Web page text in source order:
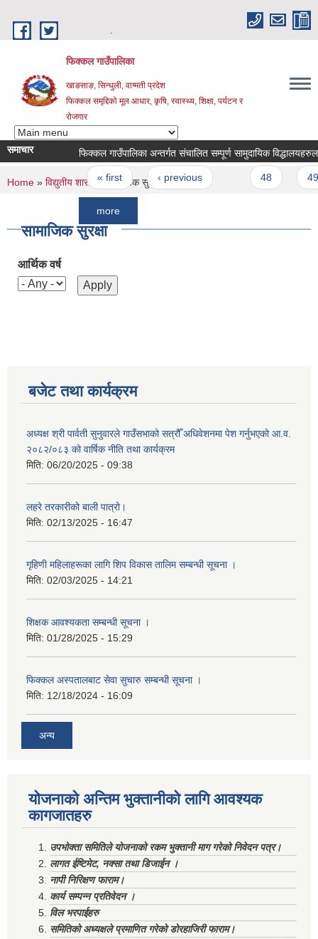
फिक्कल गाउँपालिका
खाङसाङ, सिन्धुली, वाग्मती प्रदेश
फिक्कल समृद्दिको मूल आधार, कृषि, स्वास्थ्य, शिक्षा, पर्यटन र
रोजगार
समाचार फिक्कल गाउँपालिका अन्तर्गत संचालित सम्पूर्ण सामुदायिक
Pages
« first ‹ previous …
You are here
Home » विद्युतीय शासन » सामाजिक सुरक्षा
सामाजिक सुरक्षा
आर्थिक वर्ष
बजेट तथा कार्यक्रम
अध्यक्ष श्री पार्वती सुनुवारले गाउँसभाको सत्रौँ अधिवेशनमा पेश गर्नुभएको आ.व.
२०८२/०८३ को वार्षिक नीति तथा कार्यक्रम
मिति: 06/20/2025 - 09:38
लहरे तरकारीको बाली पात्रो।
मिति: 02/13/2025 - 16:47
गृहिणी महिलाहरूका लागि शिप विकास तालिम सम्बन्धी सूचना ‌।
मिति: 02/03/2025 - 14:21
शिक्षक आवश्यकता सम्बन्धी सूचना ।
मिति: 01/28/2025 - 15:29
फिक्कल अस्पतालबाट सेवा सुचारु सम्बन्धी सूचना ।
मिति: 12/18/2024 - 16:09
अन्य
योजनाको अन्तिम भुक्तानीको लागि आवश्यक
कागजातहरु
उपभोक्ता समितिले योजनाको रकम भुक्तानी माग गरेको निवेदन पत्र।
लागत ईष्टिमेट, नक्सा तथा डिजाईन ।
नापी निरिक्षण फाराम।
कार्य सम्पन्न प्रतिवेदन ।
विल भरपाईहरु
समितिको अध्यक्षले प्रमाणित गरेको डोरहाजिरी फाराम।